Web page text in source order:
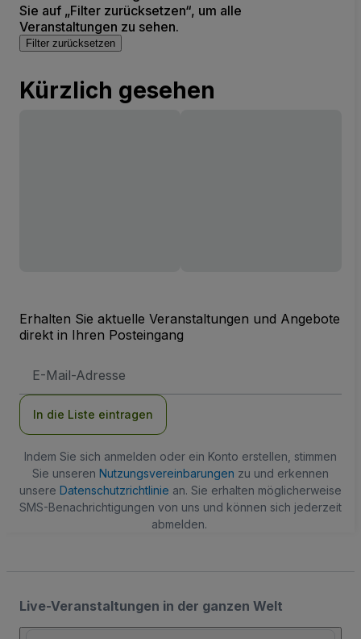
Sie auf „Filter zurücksetzen“, um alle
Veranstaltungen zu sehen.
Filter zurücksetzen
Kürzlich gesehen
Erhalten Sie aktuelle Veranstaltungen und Angebote
direkt in Ihren Posteingang
Mail-
In die Liste eintragen
Indem Sie sich anmelden oder ein Konto erstellen, stimmen
Sie unseren Nutzungsvereinbarungen zu und erkennen
unsere Datenschutzrichtlinie an. Sie erhalten möglicherweise
SMS-Benachrichtigungen von uns und können sich jederzeit
abmelden.
Live-Veranstaltungen in der ganzen Welt